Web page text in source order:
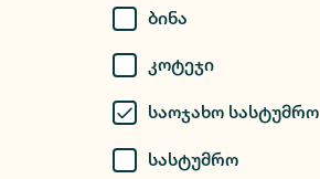
Ბინა
Კოტეჯი
Საოჯახო Სასტუმრო
Სასტუმრო